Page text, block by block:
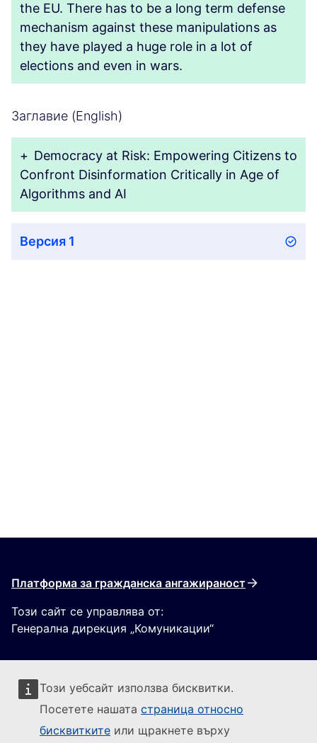
Този уебсайт използва бисквитки.
Посетете нашата страница относно
бисквитките или щракнете върху
the EU. There has to be a long term defense
mechanism against these manipulations as
they have played a huge role in a lot of
elections and even in wars.
Заглавие (English)
+ Democracy at Risk: Empowering Citizens to
Confront Disinformation Critically in Age of
Algorithms and AI
Версия 1
Платформа за гражданска ангажираност
Този сайт се управлява от:
Генерална дирекция „Комуникации“